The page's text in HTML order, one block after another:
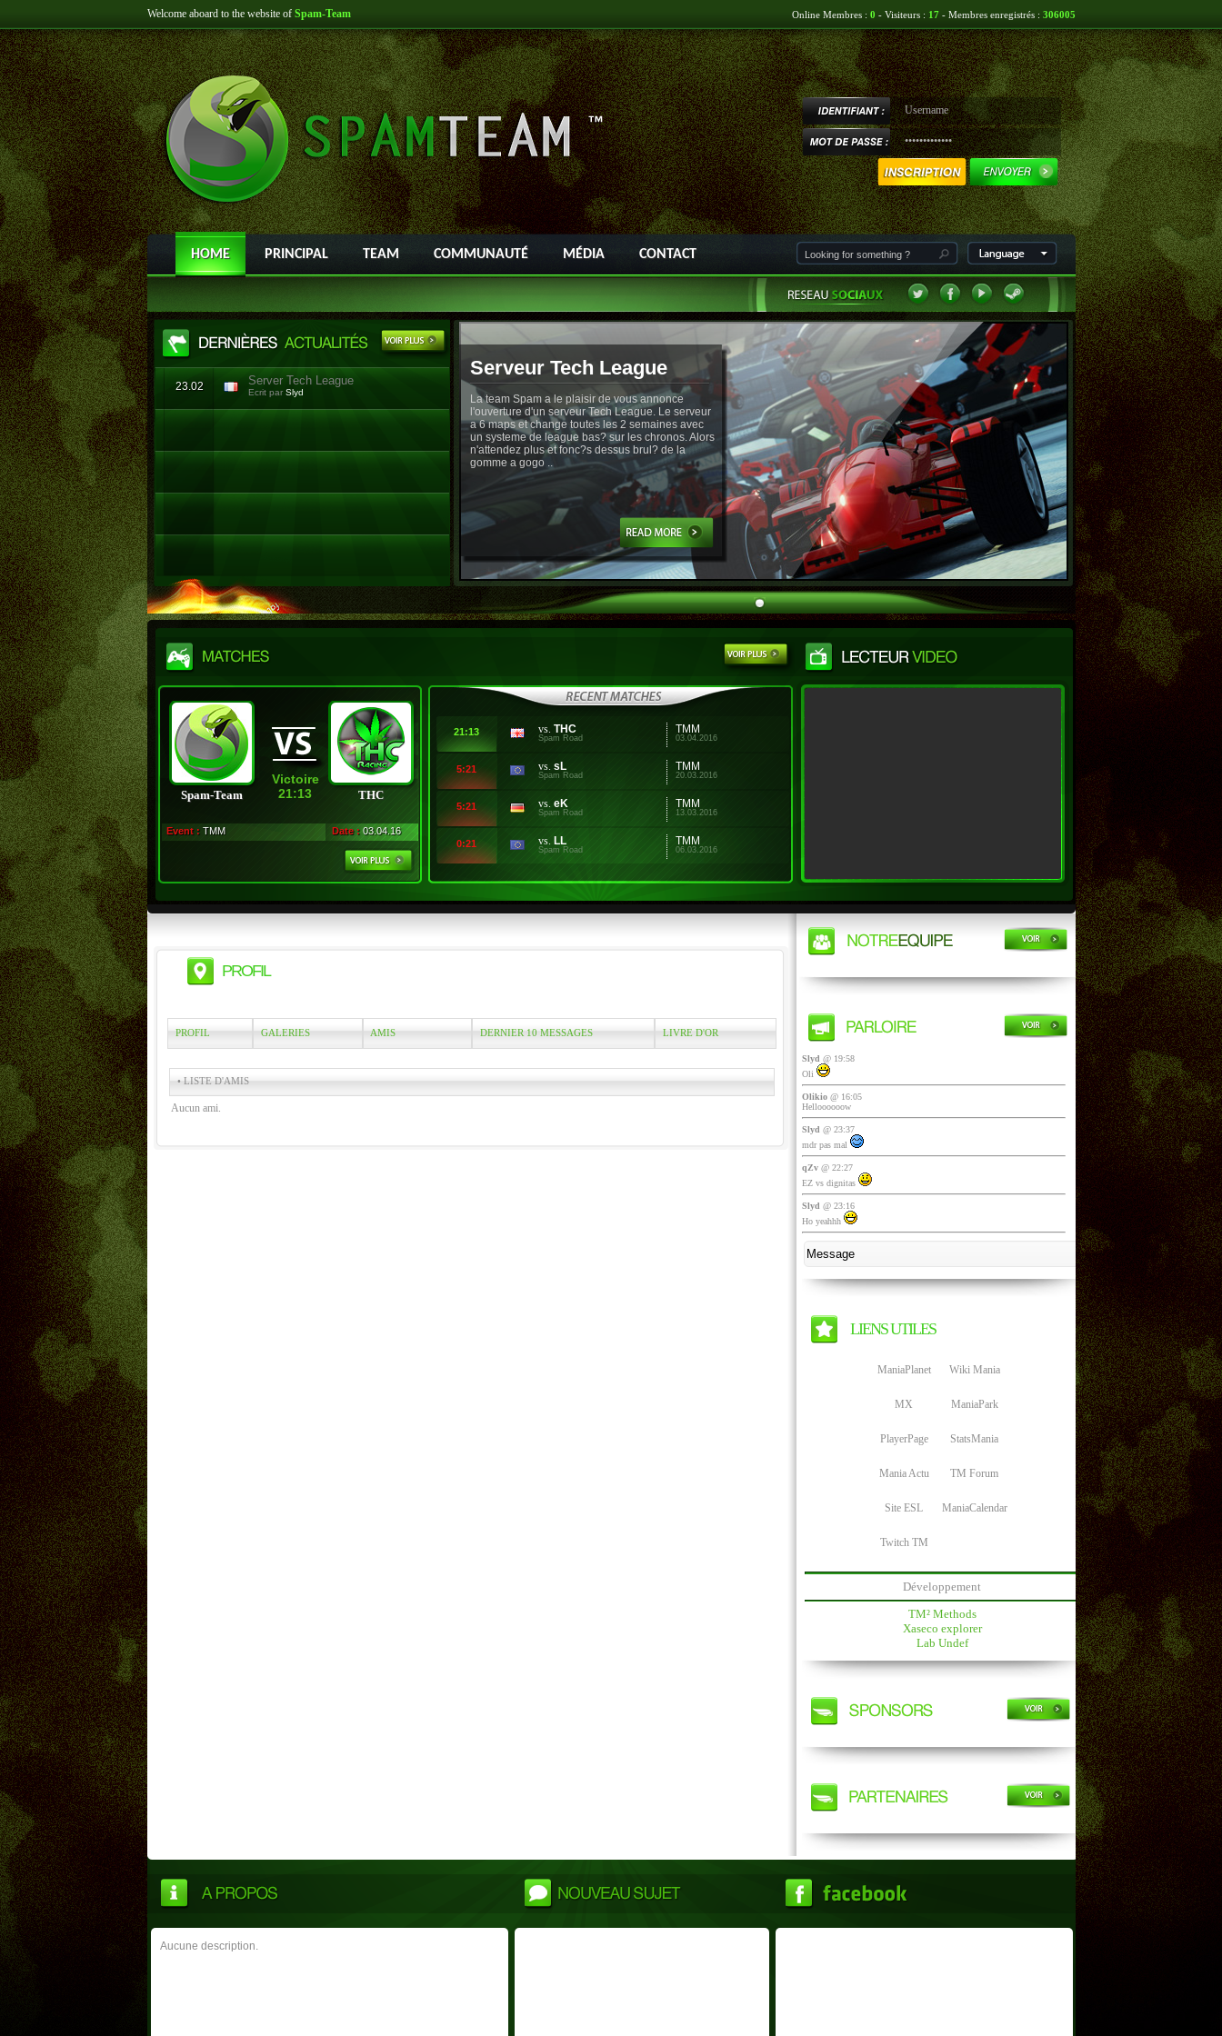
Welcome aboard to the website of Spam-Team Online Membres : 0 - Visiteurs : 17- Membres enregistrés : 306005
HOME PRINCIPAL TEAM COMMUNAUTÉ MÉDIA CONTACT
23.02 Server Tech League
Ecrit par Slyd
Serveur Tech League
La team Spam a le plaisir de vous annonce
l'ouverture d'un serveur Tech League. Le serveur
a 6 maps et change toutes les 2 semaines avec
un systeme de league bas? sur les chronos. Alors
n'attendez plus et fonc?s dessus brul? de la
gomme a gogo ..
Spam-Team
Victoire
21:13
THC
Event : TMM Date : 03.04.16
21:13 vs. THC
Spam Road
TMM
03.04.2016
5:21 vs. sL
Spam Road
TMM
20.03.2016
5:21 vs. eK
Spam Road
TMM
13.03.2016
0:21 vs. LL
Spam Road
TMM
06.03.2016
PROFIL
PROFIL GALERIES AMIS DERNIER 10 MESSAGES LIVRE D'OR
• LISTE D'AMIS
Aucun ami.
Slyd @ 19:58
Oli
Olikio@ 16:05
Helloooooow
Slyd @ 23:37
mdr pas mal
qZv@ 22:27
EZ vs dignitas
Slyd @ 23:16
Ho yeahhh
LIENS UTILES
ManiaPlanet Wiki Mania
MX ManiaPark
PlayerPage StatsMania
Mania Actu TM Forum
Site ESL ManiaCalendar
Twitch TM
Développement
TM² Methods
Xaseco explorer
Lab Undef
Aucune description.